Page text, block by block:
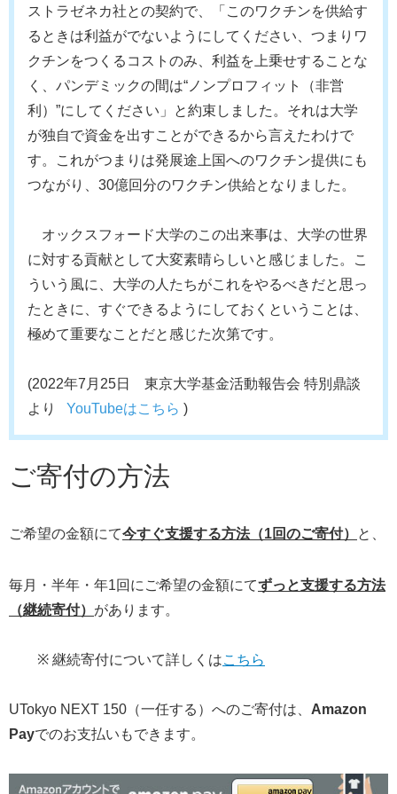
ストラゼネカ社との契約で、「このワクチンを供給す
るときは利益がでないようにしてください、つまりワ
クチンをつくるコストのみ、利益を上乗せすることな
く、パンデミックの間は“ノンプロフィット（非営
利）”にしてください」と約束しました。それは大学
が独自で資金を出すことができるから言えたわけで
す。これがつまりは発展途上国へのワクチン提供にも
つながり、30億回分のワクチン供給となりました。
オックスフォード大学のこの出来事は、大学の世界
に対する貢献として大変素晴らしいと感じました。こ
ういう風に、大学の人たちがこれをやるべきだと思っ
たときに、すぐできるようにしておくということは、
極めて重要なことだと感じた次第です。
(2022年7月25日 東京大学基金活動報告会 特別鼎談
より YouTubeはこちら )
ご寄付の方法
ご希望の金額にて今すぐ支援する方法（1回のご寄付） と、
毎月・半年・年1回にご希望の金額にてずっと支援する方法
（継続寄付） があります。
※ 継続寄付について詳しくはこちら
UTokyo NEXT 150（一任する）へのご寄付は、 Amazon
Payでのお支払いもできます。